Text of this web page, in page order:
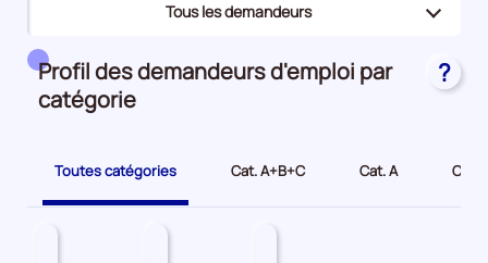
Tous les demandeurs
(page
Tous les demandeurs (page
active)
Seniors
Profil des demandeurs d'emploi par
catégorie
?
Toutes catégories Cat. A+B+C Cat. A Cat.